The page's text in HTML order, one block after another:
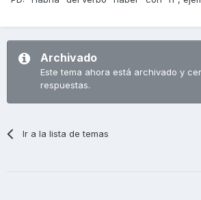
Archivado
Este tema ahora está archivado y
respuestas.
Ir a la lista de temas